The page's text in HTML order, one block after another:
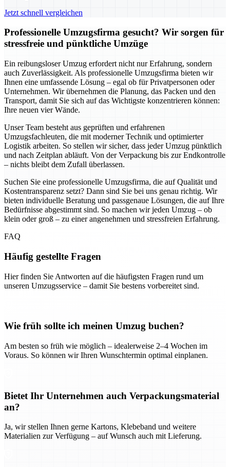
Jetzt schnell vergleichen
Professionelle Umzugsfirma gesucht? Wir sorgen für
stressfreie und pünktliche Umzüge
Ein reibungsloser Umzug erfordert nicht nur Erfahrung, sondern
auch Zuverlässigkeit. Als professionelle Umzugsfirma bieten wir
Ihnen eine umfassende Lösung – egal ob für Privatpersonen oder
Unternehmen. Wir übernehmen die Planung, das Packen und den
Transport, damit Sie sich auf das Wichtigste konzentrieren können:
Ihre neuen vier Wände.
Unser Team besteht aus geprüften und erfahrenen
Umzugsfachleuten, die mit moderner Technik und optimierter
Logistik arbeiten. So stellen wir sicher, dass jeder Umzug pünktlich
und nach Zeitplan abläuft. Von der Verpackung bis zur Endkontrolle
– nichts bleibt dem Zufall überlassen.
Suchen Sie eine professionelle Umzugsfirma, die auf Qualität und
Kostentransparenz setzt? Dann sind Sie bei uns genau richtig. Wir
bieten individuelle Beratung und passgenaue Lösungen, die auf Ihre
Bedürfnisse abgestimmt sind. So machen wir jeden Umzug – ob
klein oder groß – zu einer angenehmen und stressfreien Erfahrung.
FAQ
Häufig gestellte Fragen
Hier finden Sie Antworten auf die häufigsten Fragen rund um
unseren Umzugsservice – damit Sie bestens vorbereitet sind.
Wie früh sollte ich meinen Umzug buchen?
Am besten so früh wie möglich – idealerweise 2–4 Wochen im
Voraus. So können wir Ihren Wunschtermin optimal einplanen.
Bietet Ihr Unternehmen auch Verpackungsmaterial
an?
Ja, wir stellen Ihnen gerne Kartons, Klebeband und weitere
Materialien zur Verfügung – auf Wunsch auch mit Lieferung.